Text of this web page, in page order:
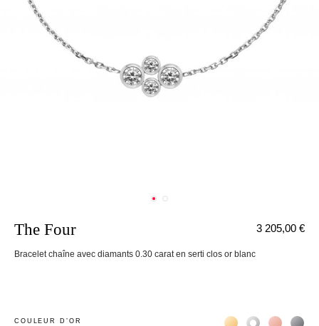
The Four
Bracelet chaîne avec diamants 0.30 carat en serti clos or blanc
3 205,00 €
COULEUR D’OR Жёлтое золото 18К
Белое золото
Розовое